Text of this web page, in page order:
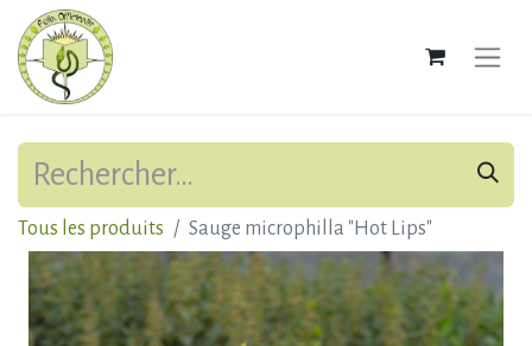
Tous les produits Sauge microphilla "Hot Lips"